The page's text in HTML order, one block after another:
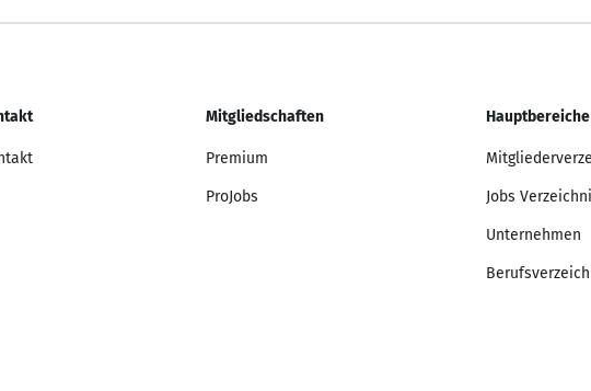
Mitgliedschaften
Premium
ProJobs
Hauptbereiche
Jobs
Unternehmen